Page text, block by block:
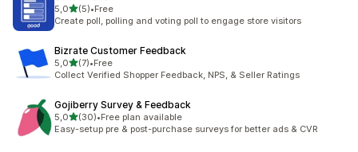
5,05 yıldız üzerinden
(5)
toplam 5 değerlendirme
•Free
Create poll, polling and voting poll to engage store visitors
Bizrate Customer Feedback
5,05 yıldız üzerinden
(7)
toplam 7 değerlendirme
•Free
Collect Verified Shopper Feedback, NPS, & Seller Ratings
Gojiberry Survey & Feedback
5,05 yıldız üzerinden
(30)
toplam 30 değerlendirme
•Free plan available
Easy-setup pre & post-purchase surveys for better ads & CVR